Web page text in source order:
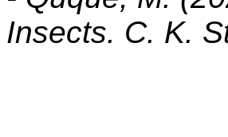
Insects. C. K.